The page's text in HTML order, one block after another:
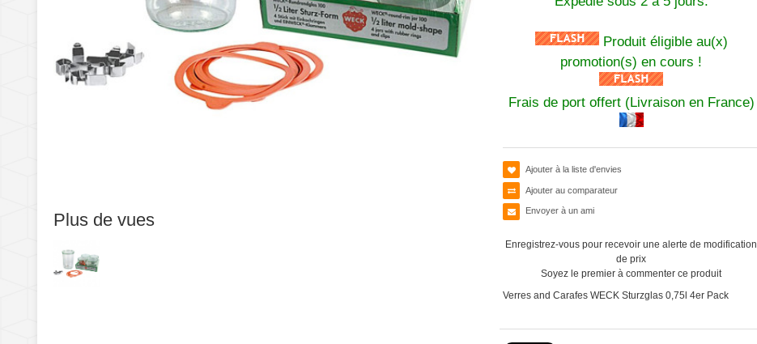
Plus de vues
Produit éligible au(x)
promotion(s) en cours !
Frais de port offert (Livraison en France)
Ajouter à la liste d'envies
Ajouter au comparateur
Envoyer à un ami
Enregistrez-vous pour recevoir une alerte de modification
de prix
Soyez le premier à commenter ce produit
Verres and Carafes WECK Sturzglas 0,75l 4er Pack